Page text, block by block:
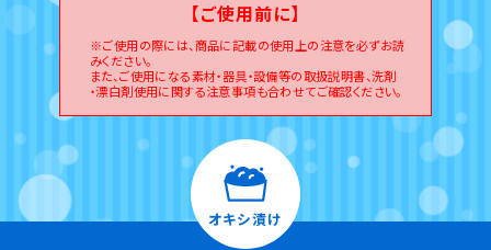
【ご使用前に】
※ご使用の際には、商品に記載の使用上の注意を必ずお読
みください。
また、ご使用になる素材・器具・設備等の取扱説明書、洗剤
・漂白剤使用に関する注意事項も合わせてご確認ください。
オキシ漬け